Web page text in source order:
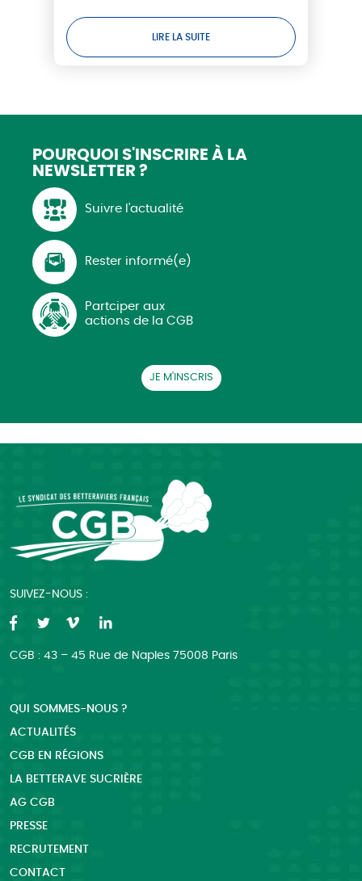
LIRE LA SUITE
POURQUOI S'INSCRIRE À LA
NEWSLETTER ?
Suivre l'actualité
Rester informé(e)
Partciper aux
actions de la CGB
JE M'INSCRIS
SUIVEZ-NOUS :
CGB : 43 – 45 Rue de Naples 75008 Paris
QUI SOMMES-NOUS ?
ACTUALITÉS
CGB EN RÉGIONS
LA BETTERAVE SUCRIÈRE
AG CGB
PRESSE
RECRUTEMENT
CONTACT